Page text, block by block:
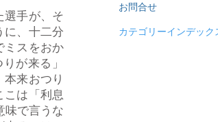
手が、そ
、十二分
スをおか
が来る」
来おつり
こは「利息
味で言うな
お問合せ
カテゴリーインデック